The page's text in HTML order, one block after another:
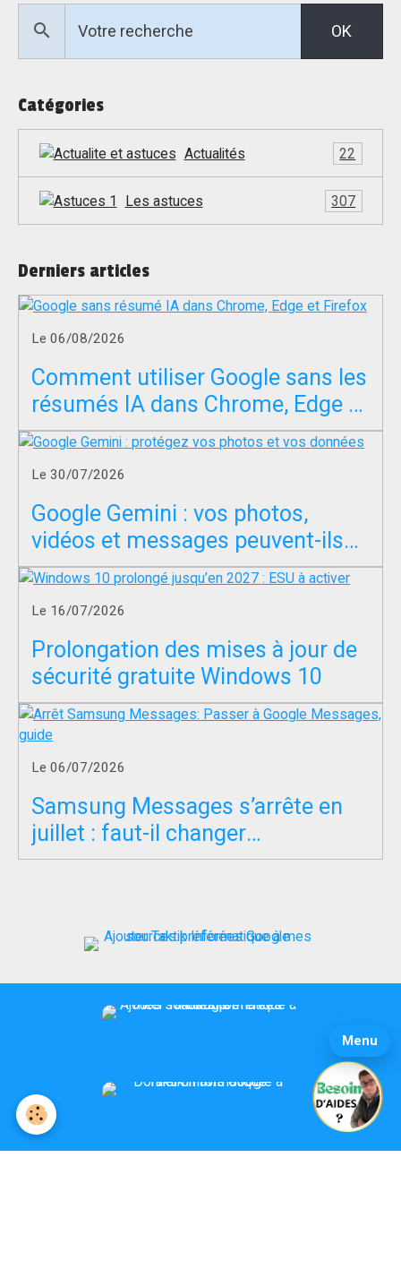
Menu
Votre Recherche :
Catégories
Actualités 22
Derniers articles
Le 06/08/2026
Comment utiliser Google sans les
résumés IA dans Chrome, Edge et
Firefox ?
Le 30/07/2026
Google Gemini : vos photos,
vidéos et messages peuvent-ils
servir à entraîner l’IA ?
Le 16/07/2026
Prolongation des mises à jour de
sécurité gratuite Windows 10
Le 06/07/2026
Samsung Messages s’arrête en